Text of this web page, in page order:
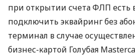
при открытии счета ФЛП есть
подключить эквайринг без
терминал в случае
бизнес-картой Голубая